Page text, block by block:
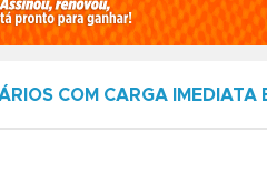
COM CARGA